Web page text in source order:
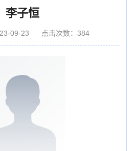
李子恒
09-23 点击次数： 384